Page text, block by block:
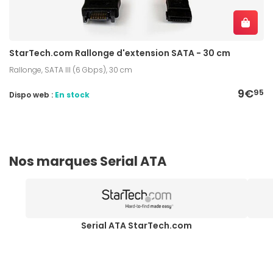
StarTech.com Rallonge d'extension SATA - 30 cm
Rallonge, SATA III (6 Gbps), 30 cm
9€95
Dispo web : En stock
Nos marques Serial ATA
Serial ATA StarTech.com